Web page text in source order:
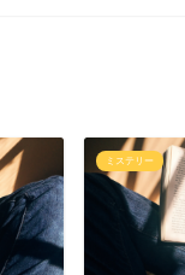
ミステリー